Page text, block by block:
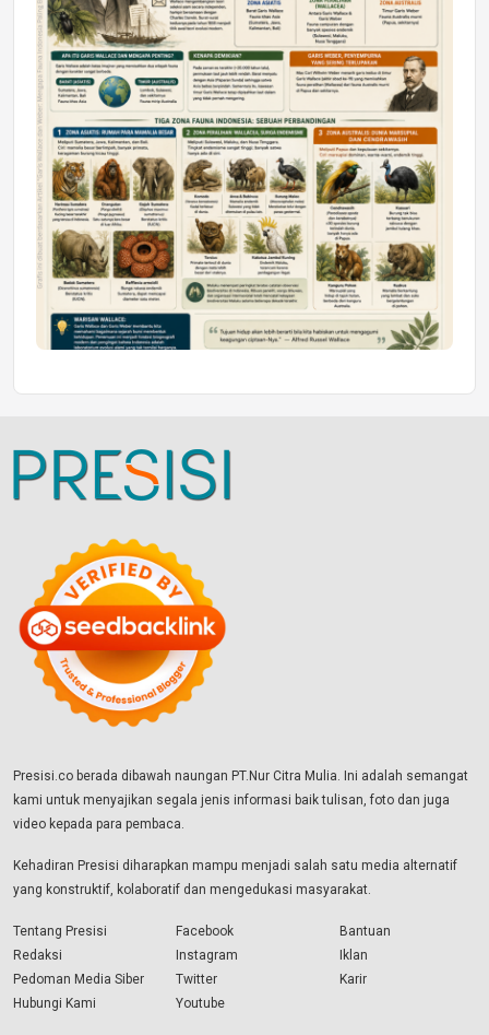
Presisi.co berada dibawah naungan PT.Nur Citra Mulia. Ini adalah semangat
kami untuk menyajikan segala jenis informasi baik tulisan, foto dan juga
video kepada para pembaca.
Kehadiran Presisi diharapkan mampu menjadi salah satu media alternatif
yang konstruktif, kolaboratif dan mengedukasi masyarakat.
Tentang Presisi
Redaksi
Pedoman Media Siber
Hubungi Kami
Facebook
Instagram
Twitter
Youtube
Bantuan
Iklan
Karir